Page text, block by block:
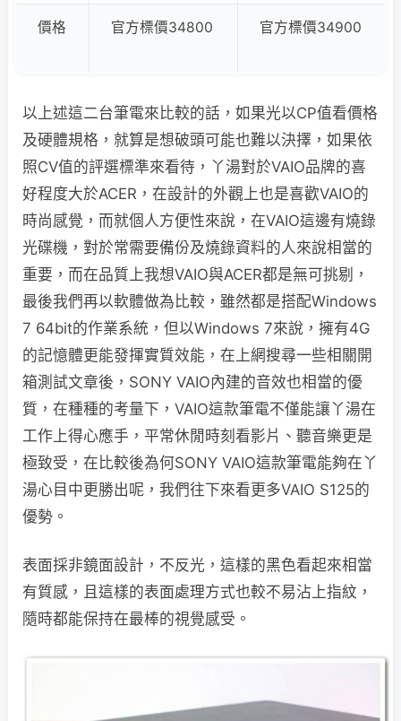
價格 官方標價34800 官方標價34900
以上述這二台筆電來比較的話，如果光以CP值看價格
及硬體規格，就算是想破頭可能也難以決擇，如果依
照CV值的評選標準來看待，丫湯對於VAIO品牌的喜
好程度大於ACER，在設計的外觀上也是喜歡VAIO的
時尚感覺，而就個人方便性來說，在VAIO這邊有燒錄
光碟機，對於常需要備份及燒錄資料的人來說相當的
重要，而在品質上我想VAIO與ACER都是無可挑剔，
最後我們再以軟體做為比較，雖然都是搭配Windows
7 64bit的作業系統，但以Windows 7來說，擁有4G
的記憶體更能發揮實質效能，在上網搜尋一些相關開
箱測試文章後，SONY VAIO內建的音效也相當的優
質，在種種的考量下，VAIO這款筆電不僅能讓丫湯在
工作上得心應手，平常休閒時刻看影片、聽音樂更是
極致受，在比較後為何SONY VAIO這款筆電能夠在丫
湯心目中更勝出呢，我們往下來看更多VAIO S125的
優勢。
表面採非鏡面設計，不反光，這樣的黑色看起來相當
有質感，且這樣的表面處理方式也較不易沾上指紋，
隨時都能保持在最棒的視覺感受。